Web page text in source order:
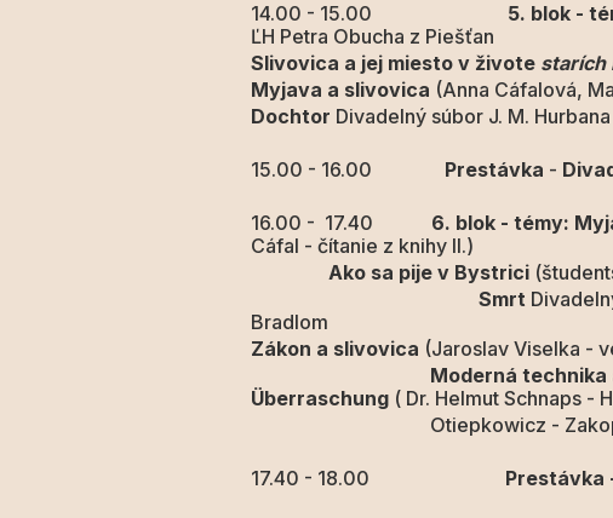
14.00 - 15.00 5. blok -
ĽH Petra Obucha z Piešťan
Slivovica a jej miesto v živote starích
Myjava a slivovica (Anna Cáfalová,
Dochtor Divadelný súbor J. M.
15.00 - 16.00 Prestávka -
16.00 - 17.40 6. blok - témy:
Cáfal - čítanie z knihy II.)
Ako sa pije v Bystrici
Smrt
Bradlom
Zákon a slivovica (Jaroslav Viselka -
Moderná technika a stará
Überraschung ( Dr. Helmut Schnaps -
Otiepkowicz -
17.40 - 18.00 Prestávka